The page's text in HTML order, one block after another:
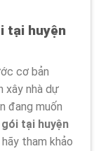
tại huyện
cơ bản
xây nhà dự
đang muốn
tại huyện
tham khảo